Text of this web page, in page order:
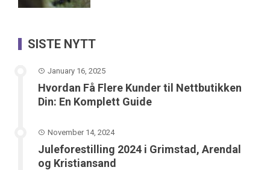
SISTE NYTT
January 16, 2025
Hvordan Få Flere Kunder til Nettbutikken
Din: En Komplett Guide
November 14, 2024
Juleforestilling 2024 i Grimstad, Arendal
og Kristiansand